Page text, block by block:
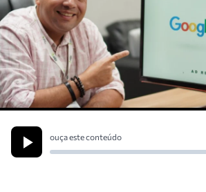
ouça este conteúdo